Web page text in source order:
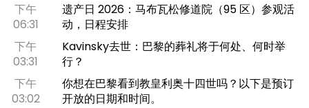
下午
06:31
遗产日 2026：马布瓦松修道院（95 区）参观活
动，日程安排
下午
03:31
Kavinsky去世：巴黎的葬礼将于何处、何时举
行？
下午
03:02
你想在巴黎看到教皇利奥十四世吗？以下是预订
开放的日期和时间。